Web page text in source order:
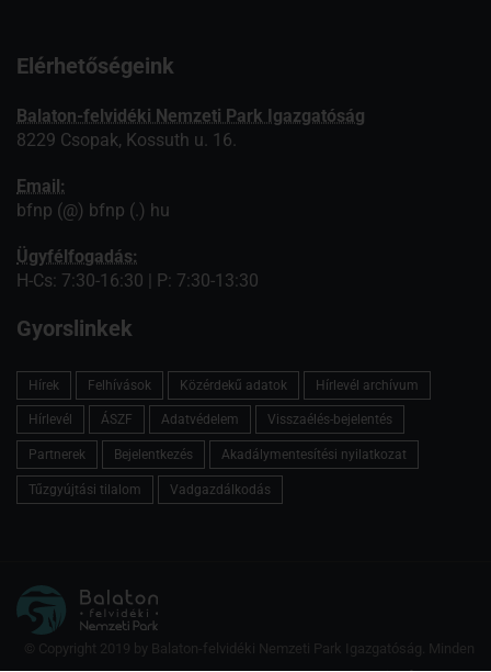
Elérhetőségeink
Balaton-felvidéki Nemzeti Park Igazgatóság
8229 Csopak, Kossuth u. 16.
Email:
bfnp (@) bfnp (.) hu
Ügyfélfogadás:
H-Cs: 7:30-16:30 | P: 7:30-13:30
Gyorslinkek
Hírek Felhívások Közérdekű adatok Hírlevél archívum
Hírlevél ÁSZF Adatvédelem Visszaélés-bejelentés
Partnerek Bejelentkezés Akadálymentesítési nyilatkozat
Tűzgyújtási tilalom Vadgazdálkodás
© Copyright 2019 by Balaton-felvidéki Nemzeti Park Igazgatóság. Minden